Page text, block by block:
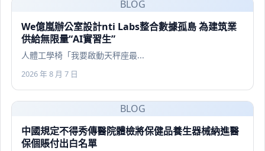
BLOG
We億嵐辦公室設計nti Labs整合數據孤島 為建筑業
供給無限量“AI實習生”
人體工學椅「我要啟動天秤座最...
2026 年 8 月 7 日
BLOG
中國規定不得秀傳醫院體檢將保健品養生器械納進醫
保個賬付出白名單